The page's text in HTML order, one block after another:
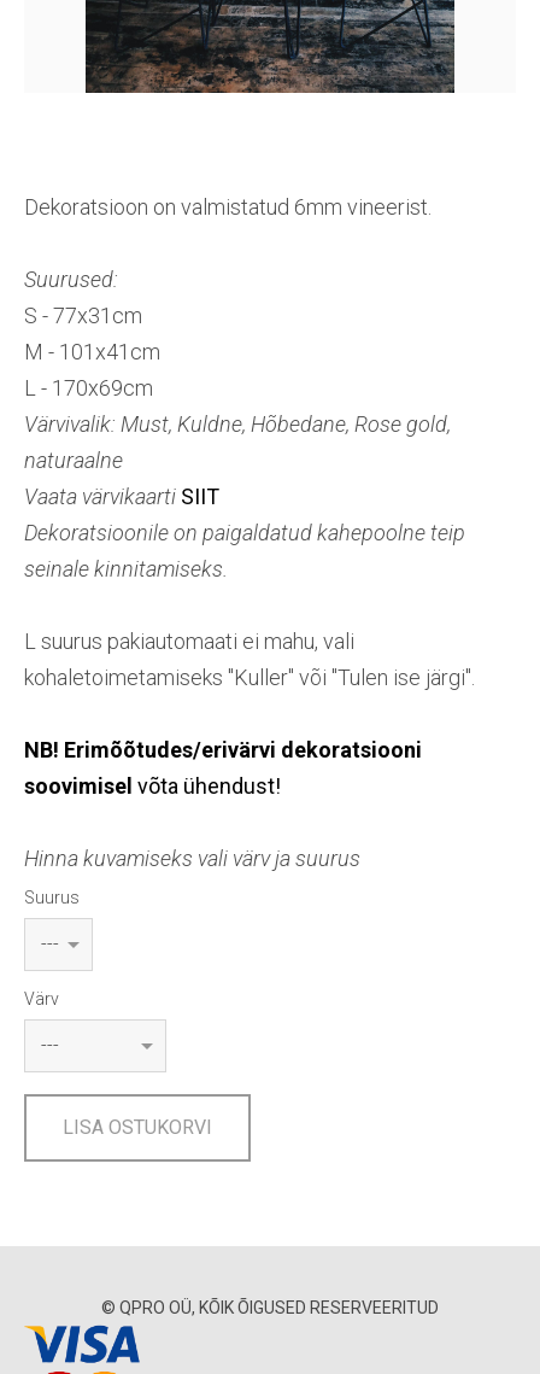
Dekoratsioon on valmistatud 6mm vineerist.
Suurused:
S - 77x31cm
M - 101x41cm
L - 170x69cm
Värvivalik: Must, Kuldne, Hõbedane, Rose gold,
naturaalne
Vaata värvikaarti SIIT
Dekoratsioonile on paigaldatud kahepoolne teip
seinale kinnitamiseks.
L suurus pakiautomaati ei mahu, vali
kohaletoimetamiseks "Kuller" või "Tulen ise järgi".
NB! Erimõõtudes/erivärvi dekoratsiooni
soovimisel võta ühendust!
Hinna kuvamiseks vali värv ja suurus
Suurus
Värv
LISA OSTUKORVI
© QPRO OÜ, KÕIK ÕIGUSED RESERVEERITUD